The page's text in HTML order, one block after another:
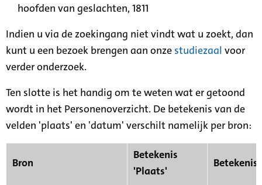
hoofden van geslachten, 1811
Indien u via de zoekingang niet vindt wat u zoekt, dan
kunt u een bezoek brengen aan onze studiezaal voor
verder onderzoek.
Ten slotte is het handig om te weten wat er getoond
wordt in het Personenoverzicht. De betekenis van de
velden 'plaats' en 'datum' verschilt namelijk per bron:
Bron
Betekenis
'Plaats'